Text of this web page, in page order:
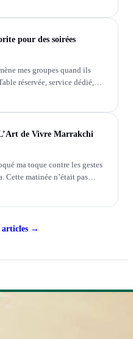
pour des soirées
mes groupes quand ils
réservée, service dédié,
de Vivre Marrakchi
ma toque contre les gestes
Cette matinée n’était pas
articles →